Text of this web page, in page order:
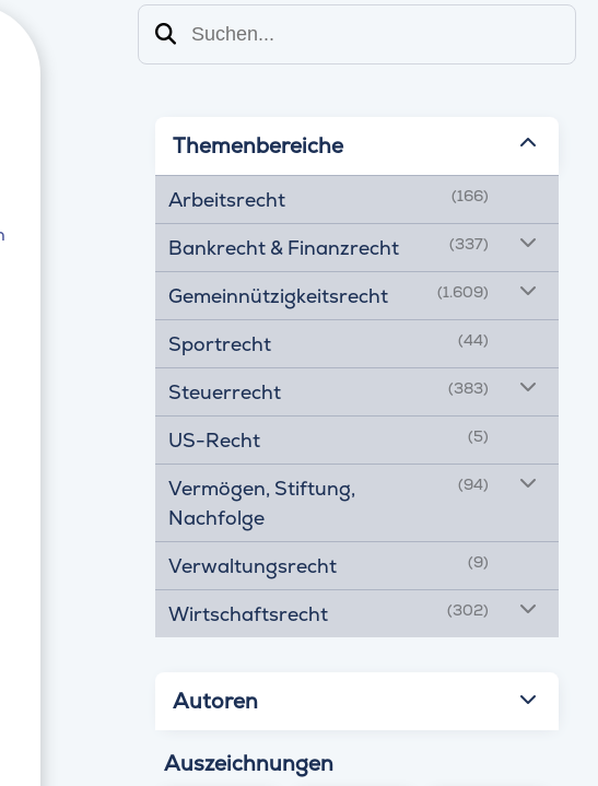
Suchen
Themenbereiche
Arbeitsrecht (166)
Bankrecht & Finanzrecht (337)
Gemeinnützigkeitsrecht (1.609)
Sportrecht (44)
Steuerrecht (383)
US-Recht (5)
Vermögen, Stiftung,
Nachfolge
(94)
Verwaltungsrecht (9)
Wirtschaftsrecht (302)
Autoren
Auszeichnungen